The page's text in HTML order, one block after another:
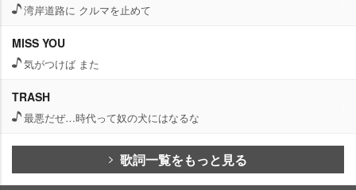
湾岸道路に クルマを止めて
MISS YOU
気がつけば また
TRASH
最悪だぜ…時代って奴の犬にはなるな
歌詞一覧をもっと見る